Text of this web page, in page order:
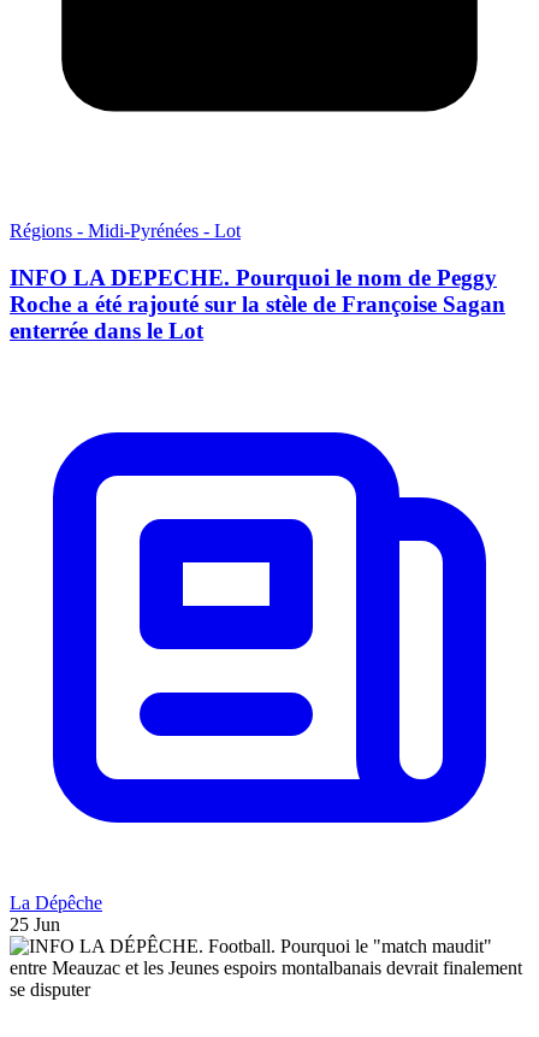
Régions - Midi-Pyrénées - Lot
INFO LA DEPECHE. Pourquoi le nom de Peggy
Roche a été rajouté sur la stèle de Françoise Sagan
enterrée dans le Lot
La Dépêche
25 Jun